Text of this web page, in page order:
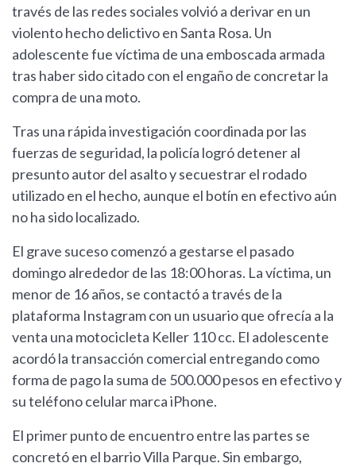
través de las redes sociales volvió a derivar en un
violento hecho delictivo en Santa Rosa. Un
adolescente fue víctima de una emboscada armada
tras haber sido citado con el engaño de concretar la
compra de una moto.
Tras una rápida investigación coordinada por las
fuerzas de seguridad, la policía logró detener al
presunto autor del asalto y secuestrar el rodado
utilizado en el hecho, aunque el botín en efectivo aún
no ha sido localizado.
El grave suceso comenzó a gestarse el pasado
domingo alrededor de las 18:00 horas. La víctima, un
menor de 16 años, se contactó a través de la
plataforma Instagram con un usuario que ofrecía a la
venta una motocicleta Keller 110 cc. El adolescente
acordó la transacción comercial entregando como
forma de pago la suma de 500.000 pesos en efectivo y
su teléfono celular marca iPhone.
El primer punto de encuentro entre las partes se
concretó en el barrio Villa Parque. Sin embargo,